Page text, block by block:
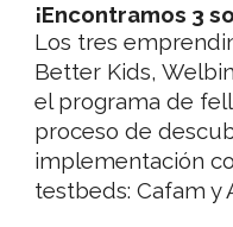
¡Encontramos 3
Los tres
Better Kids,
el programa de
proceso de
implementación
testbeds: Cafam y